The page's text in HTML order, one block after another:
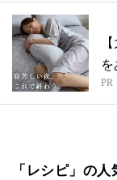
を
PR
「レシピ」の人